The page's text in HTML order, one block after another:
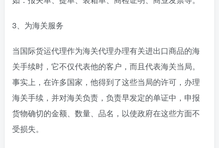
3、为海关服务
当国际货运代理作为海关代理办理有关进出口商品的海
关手续时，它不仅代表他的客户，而且代表海关当局。
事实上，在许多国家，他得到了这些当局的许可，办理
海关手续，并对海关负责，负责早发定的单证中，申报
货物确切的金额、数量、品名，以使政府在这些方面不
受损失。